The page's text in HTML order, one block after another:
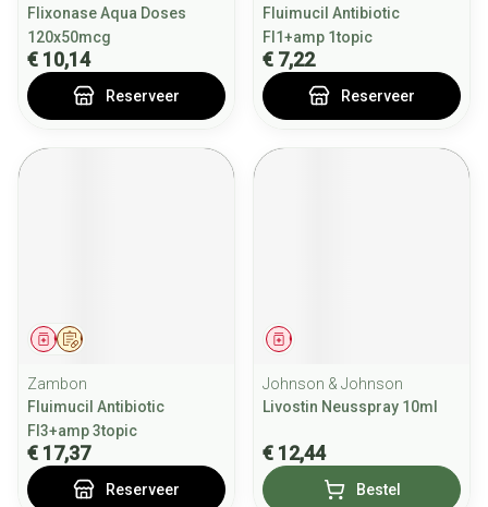
Flixonase Aqua Doses
120x50mcg
€ 10,14
Reserveer
Fluimucil Antibiotic
Fl1+amp 1topic
€ 7,22
Reserveer
Op voorschrift
Geneesmiddel
Zambon
Fluimucil Antibiotic
Fl3+amp 3topic
€ 17,37
Reserveer
Geneesmiddel
Johnson & Johnson
Livostin Neusspray 10ml
€ 12,44
Bestel